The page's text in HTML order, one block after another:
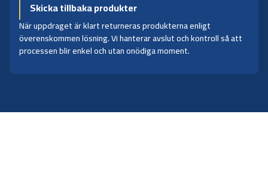
Skicka tillbaka produkter
När uppdraget är klart returneras produkterna enligt
överenskommen lösning. Vi hanterar avslut och kontroll så att
processen blir enkel och utan onödiga moment.